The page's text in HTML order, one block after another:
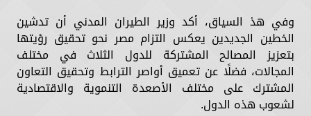
وفي هذ السياق، أكد وزير الطيران المدني أن تدشين
الخطين الجديدين يعكس التزام مصر نحو تحقيق رؤيتها
بتعزيز المصالح المشتركة للدول الثلاث في مختلف
المجالات، فضلًا عن تعميق أواصر الترابط وتحقيق التعاون
المشترك على مختلف الأصعدة التنموية والاقتصادية
لشعوب هذه الدول.